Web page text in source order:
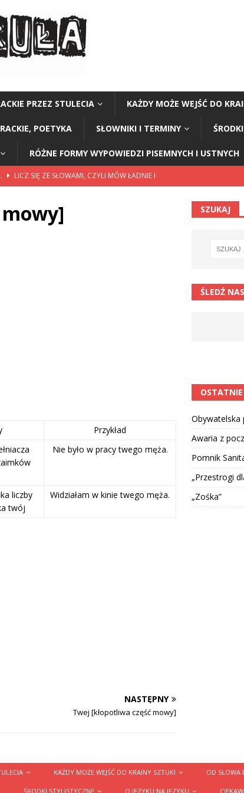
PRZEZ STULECIA KAŻDY MOŻE WEJŚĆ DO
POETYKA SŁOWNIKI I TERMINY
RÓŻNE FORMY WYPOWIEDZI PISEMNYCH I USTNYCH
LICZ SIĘ ZE SŁOWAMI, CZYLI MÓW ŁADNIE I
BEZ KATEGORII
Przykład
Nie było w pracy twego męża.
liczby
twój
Widziałam w kinie twego męża.
NASTĘPNY
Twej [kłopotliwa część mowy]
SZUKAJ
ŚLEDŹ
Obywatelska
Awaria z
Pomnik
„Przestrogi
„Zośka”
KAŻDY MOŻE WEJŚĆ DO KRAINY SZTUKI OD SŁOWA
ŚRODKI STYLISTYCZNE O JĘZYKU NA JĘZYKU